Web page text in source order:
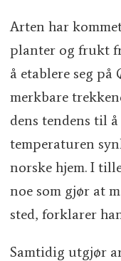
Arten har
planter og frukt
å etablere seg på
merkbare
dens tendens til
temperaturen
norske hjem. I
noe som gjør at
sted, forklarer
Samtidig utgjør